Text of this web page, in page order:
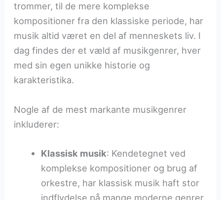
trommer, til de mere komplekse
kompositioner fra den klassiske periode, har
musik altid været en del af menneskets liv. I
dag findes der et væld af musikgenrer, hver
med sin egen unikke historie og
karakteristika.
Nogle af de mest markante musikgenrer
inkluderer:
Klassisk musik: Kendetegnet ved
komplekse kompositioner og brug af
orkestre, har klassisk musik haft stor
indflydelse på mange moderne genrer.